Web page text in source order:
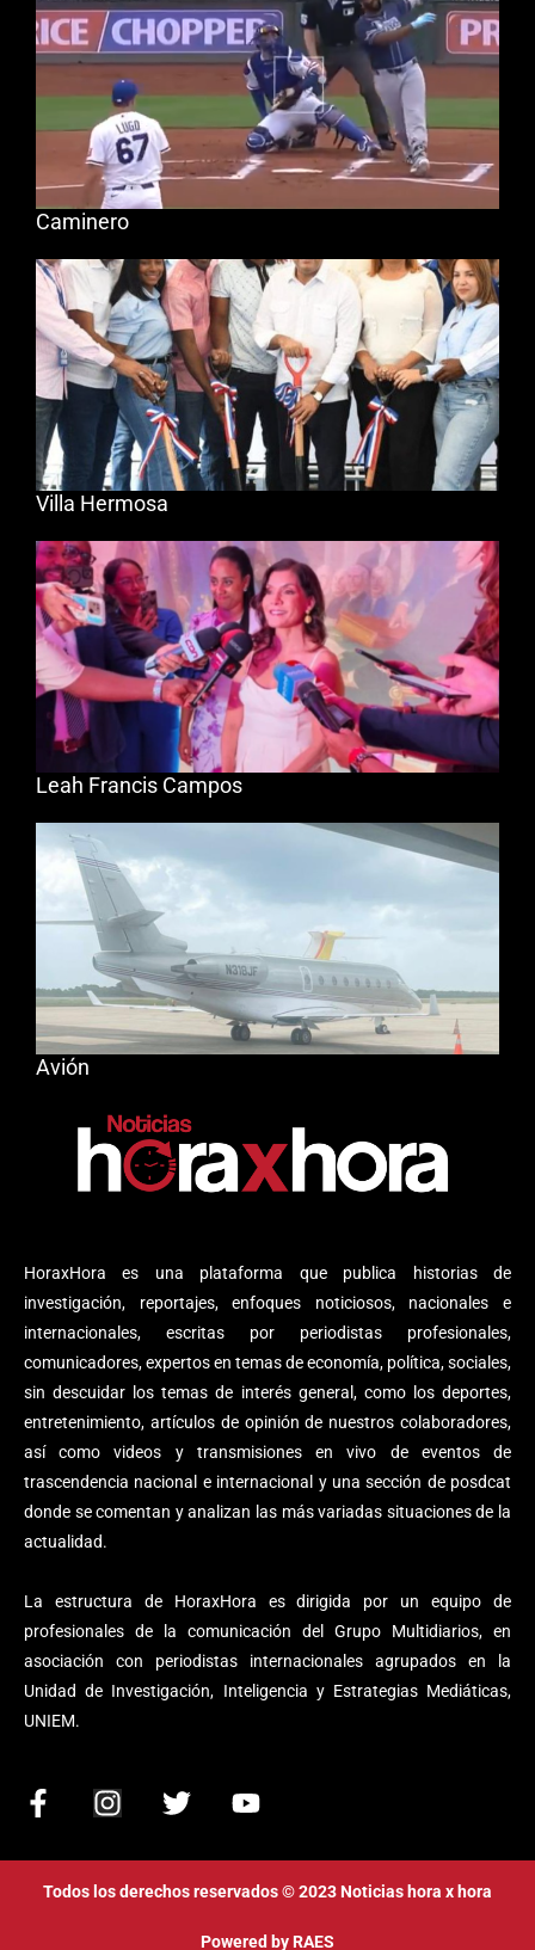
HoraxHora es una plataforma que publica historias de
investigación, reportajes, enfoques noticiosos, nacionales e
internacionales, escritas por periodistas profesionales,
comunicadores, expertos en temas de economía, política, sociales,
sin descuidar los temas de interés general, como los deportes,
entretenimiento, artículos de opinión de nuestros colaboradores,
así como videos y transmisiones en vivo de eventos de
trascendencia nacional e internacional y una sección de posdcat
donde se comentan y analizan las más variadas situaciones de la
actualidad.
La estructura de HoraxHora es dirigida por un equipo de
profesionales de la comunicación del Grupo Multidiarios, en
asociación con periodistas internacionales agrupados en la
Unidad de Investigación, Inteligencia y Estrategias Mediáticas,
UNIEM.
F
c
e
I
s
t
T
i
t
Y
u
t
Caminero
Villa Hermosa
Leah Francis Campos
Avión
Todos los derechos reservados © 2023 Noticias hora x hora
Powered byRAES